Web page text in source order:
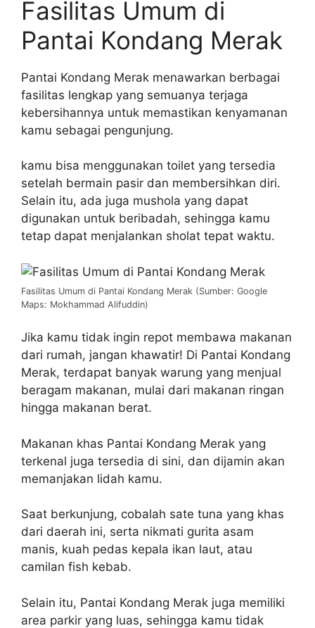
Fasilitas Umum di
Pantai Kondang Merak
Pantai Kondang Merak menawarkan berbagai
fasilitas lengkap yang semuanya terjaga
kebersihannya untuk memastikan kenyamanan
kamu sebagai pengunjung.
kamu bisa menggunakan toilet yang tersedia
setelah bermain pasir dan membersihkan diri.
Selain itu, ada juga mushola yang dapat
digunakan untuk beribadah, sehingga kamu
tetap dapat menjalankan sholat tepat waktu.
Fasilitas Umum di Pantai Kondang Merak (Sumber: Google
Maps: Mokhammad Alifuddin)
Jika kamu tidak ingin repot membawa makanan
dari rumah, jangan khawatir! Di Pantai Kondang
Merak, terdapat banyak warung yang menjual
beragam makanan, mulai dari makanan ringan
hingga makanan berat.
Makanan khas Pantai Kondang Merak yang
terkenal juga tersedia di sini, dan dijamin akan
memanjakan lidah kamu.
Saat berkunjung, cobalah sate tuna yang khas
dari daerah ini, serta nikmati gurita asam
manis, kuah pedas kepala ikan laut, atau
camilan fish kebab.
Selain itu, Pantai Kondang Merak juga memiliki
area parkir yang luas, sehingga kamu tidak